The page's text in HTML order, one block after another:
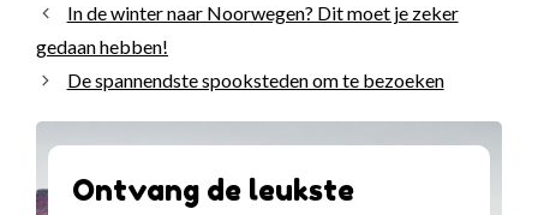
In de winter naar Noorwegen? Dit moet je zeker
gedaan hebben!
De spannendste spooksteden om te bezoeken
Ontvang de leukste